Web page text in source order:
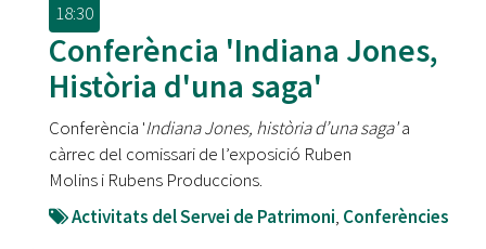
18:30
Conferència 'Indiana Jones,
Història d'una saga'
Conferència 'Indiana Jones, història d’una saga'a
càrrec del comissari de l’exposició Ruben
Molins i Rubens Produccions.
Activitats del Servei de Patrimoni, Conferències